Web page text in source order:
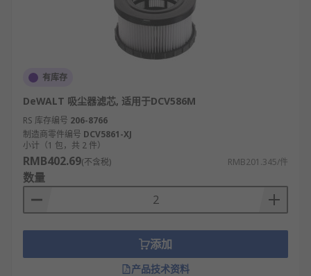
伸缩延长管：加长吸尘范围，方便清洁高处、
床底等难以触及位置。
吸尘软管：连接主机与刷头，柔韧性好，便于
吸尘器配件的规格
吸头规格：直径10-30mm（缝隙吸头）、20-
50mm（圆刷吸头）、30-80mm（地刷吸
头），适配不同清洁区域。
软管规格：长度0.5-2m，直径20-50mm，可伸
缩款拉伸长度可达3m以上，适配不同清洁距
延长杆规格：长度50-150cm，可伸缩调节，适
配不同身高与清洁高度（如天花板、地面）。
有库存
DeWALT 吸尘器滤芯, 适用于DCV586M
RS 库存编号 206-8766
制造商零件编号 DCV5861-XJ
小计（1 包，共 2 件）
RMB402.69(不含税) RMB201.345/件
数量
添加
产品技术资料